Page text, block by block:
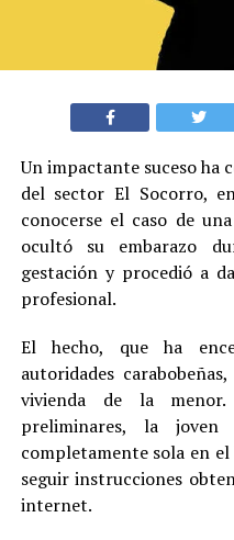
Un impactante suceso ha
del sector El Socorro,
conocerse el caso de
ocultó su embarazo
gestación y procedió a
profesional.
El hecho, que ha
autoridades
vivienda de la menor.
preliminares, la
completamente sola en
seguir instrucciones
internet.